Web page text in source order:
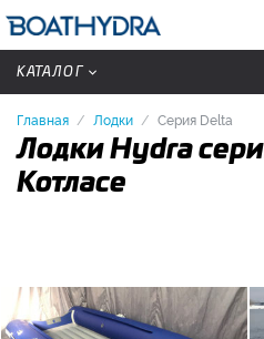
КАТАЛОГ
Главная Лодки Серия Delta
Лодки Hydra
Котласе